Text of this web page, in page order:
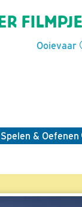
Ooievaar
Spelen & Oefenen